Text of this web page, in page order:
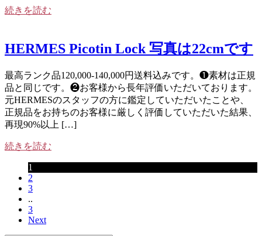
続きを読む
HERMES Picotin Lock 写真は22cmです
最高ランク品120,000-140,000円送料込みです。❶素材は正規
品と同じです。❷お客様から長年評価いただいております。
元HERMESのスタッフの方に鑑定していただいたことや、
正規品をお持ちのお客様に厳しく評価していただいた結果、
再現90%以上 […]
続きを読む
1
2
3
..
3
Next